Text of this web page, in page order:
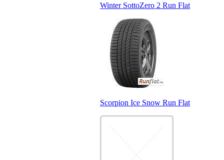
Winter SottoZero 2 Run Flat
Scorpion Ice Snow Run Flat